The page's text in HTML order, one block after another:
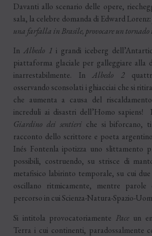
Davanti allo scenario delle opere,
sala, la celebre domanda di Edward Lorenz:
una farfalla in Brasile, provocare un tornado
In Albedo 1 i grandi iceberg
piattaforma glaciale per galleggiare alla
inarrestabilmente. In Albedo 2
osservando sconsolati i ghiacciai che si
che aumenta a causa del
increduli ai disastri dell’Homo sapiens!
Giardino dei sentieriche si biforcano,
racconto dello scrittore e poeta
Inés Fontenla ipotizza uno slittamento
possibili, costruendo, su strisce di
metafisico labirinto temporale, su cui
oscillano ritmicamente, mentre
percorso in cui Scienza-Natura-Spazio-
Si intitola provocatoriamente Pace un
Terra i cui continenti, paradossalmente